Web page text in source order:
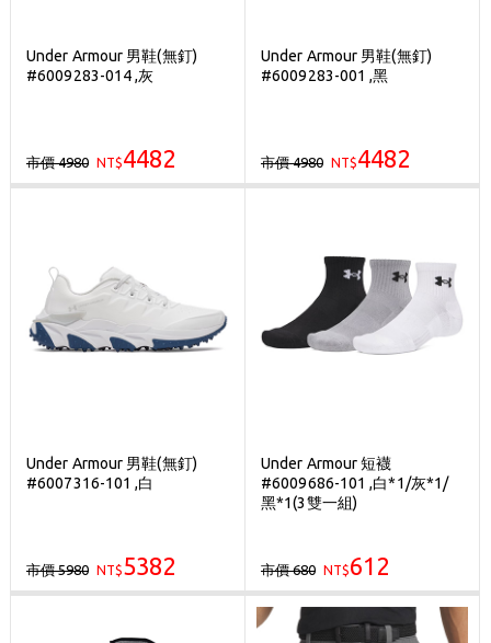
Under Armour 男鞋(無釘)
#6009283-014 ,灰
市價 4980 NT$4482
Under Armour 男鞋(無釘)
#6009283-001 ,黑
市價 4980 NT$4482
Under Armour 男鞋(無釘)
#6007316-101 ,白
市價 5980 NT$5382
Under Armour 短襪
#6009686-101 ,白*1/灰*1/
黑*1(3雙一組)
市價 680 NT$612